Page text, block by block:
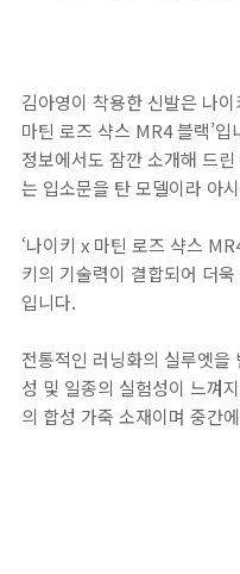
김아영이 착용한 신발은 나
마틴 로즈 샥스 MR4 블랙’
정보에서도 잠깐 소개해 드
는 입소문을 탄 모델이라 아
‘나이키 x 마틴 로즈 샥스
키의 기술력이 결합되어 더
입니다.
전통적인 러닝화의 실루엣을
성 및 일종의 실험성이 느껴
의 합성 가죽 소재이며 중간